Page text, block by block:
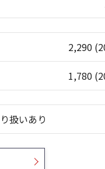
2,290
1,780
扱いあり